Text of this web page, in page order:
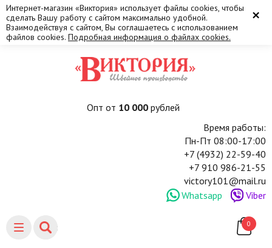
×
Интернет-магазин «Виктория» использует файлы cookies, чтобы
сделать Вашу работу с сайтом максимально удобной.
Взаимодействуя с сайтом, Вы соглашаетесь с использованием
файлов cookies. Подробная информация о файлах cookies.
Опт от 10 000рублей
Время работы:
Пн-Пт 08:00-17:00
+7 (4932) 22-59-40
+7 910 986-21-55
victory101@mail.ru
Whatsapp
Viber
0